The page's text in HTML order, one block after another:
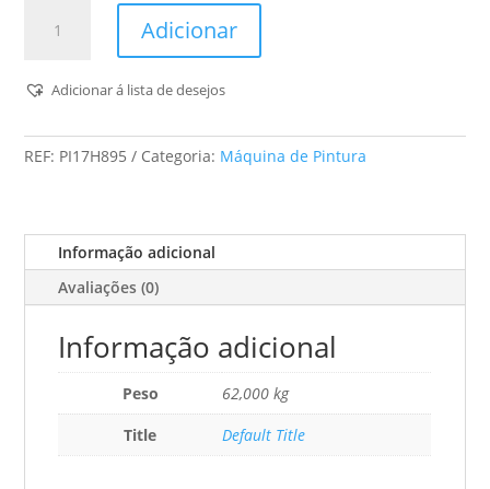
-
Mark
VII
Adicionar
Adicionar á lista de desejos
REF: PI17H895 Categoria: Máquina de Pintura
Informação adicional
Avaliações (0)
Informação adicional
Peso
62,000 kg
Title
Default Title